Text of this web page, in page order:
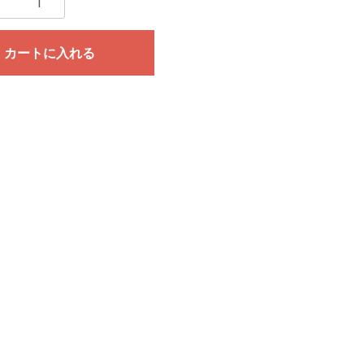
カートに入れる